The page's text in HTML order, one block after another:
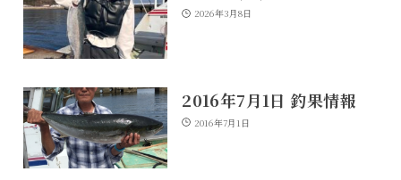
2026年3月8日
2016年7月1日 釣果情報
2016年7月1日